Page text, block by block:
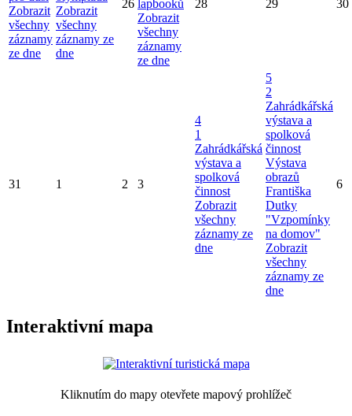
Zobrazit
všechny
záznamy
ze dne
Zobrazit
všechny
záznamy ze
dne
26 lapbooků
Zobrazit
všechny
záznamy
ze dne
28 29 30
31 1 2 3
4
1
Zahrádkářská
výstava a
spolková
činnost
Zobrazit
všechny
záznamy ze
dne
5
2
Zahrádkářská
výstava a
spolková
činnost
Výstava
obrazů
Františka
Dutky
"Vzpomínky
na domov"
Zobrazit
všechny
záznamy ze
dne
6
Interaktivní mapa
Kliknutím do mapy otevřete mapový prohlížeč